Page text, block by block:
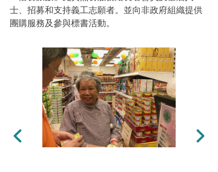
士、招募和支持義工志願者。並向非政府組織提供
團購服務及參與標書活動。
上一張 下一張